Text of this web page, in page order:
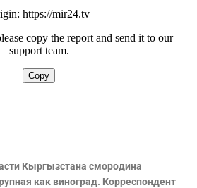
Кыргызстана смородина
как виноград. Корреспондент